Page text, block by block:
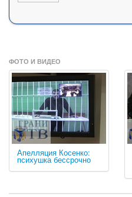
ФОТО И ВИДЕО
Апелляция Косенко:
психушка бессрочно